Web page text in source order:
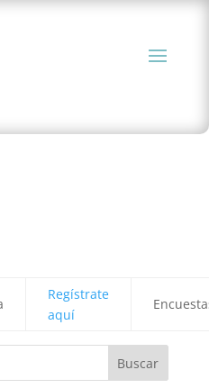
Regístrate
aquí